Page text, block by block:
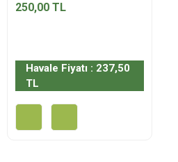
250,00 TL
Havale Fiyatı : 237,50
TL